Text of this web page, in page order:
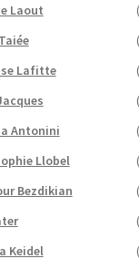
Laout
Lafitte
Antonini
Llobel
Bezdikian
Keidel